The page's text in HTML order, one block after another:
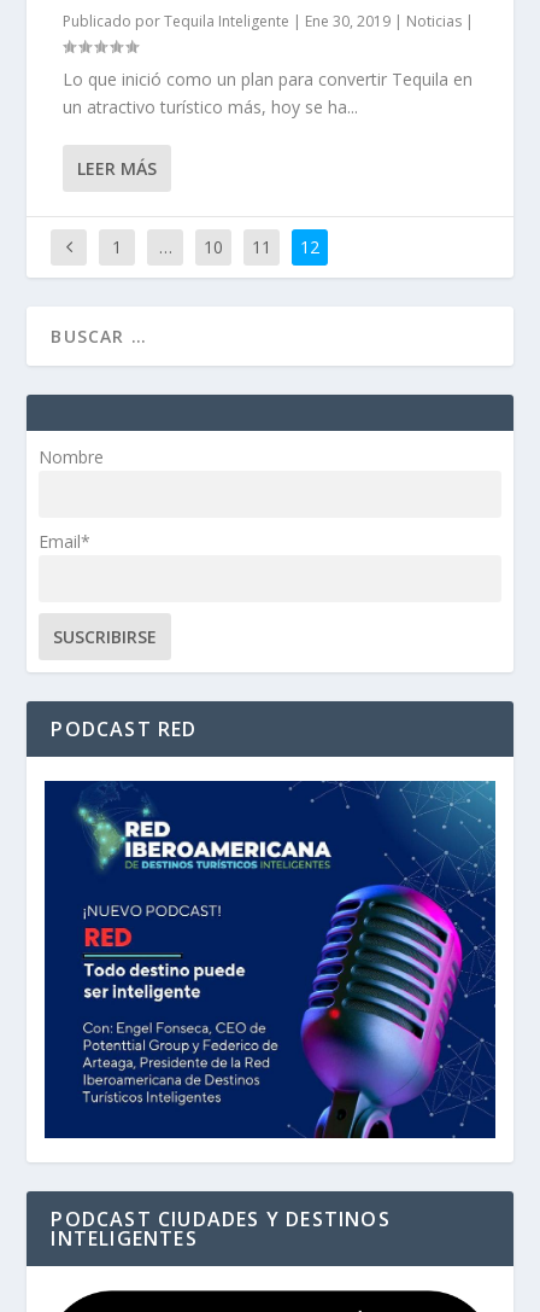
Publicado porTequila Inteligente | Ene 30, 2019 | Noticias |
Lo que inició como un plan para convertir Tequila en
un atractivo turístico más, hoy se ha...
LEER MÁS
1 … 10 11 12
Nombre
Email*
PODCAST RED
PODCAST CIUDADES Y DESTINOS
INTELIGENTES